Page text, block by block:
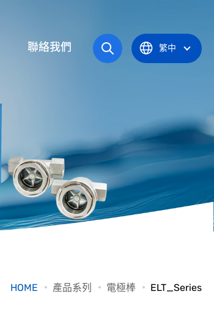
聯絡我們 繁中
HOME 產品系列 電極棒 ELT_Series